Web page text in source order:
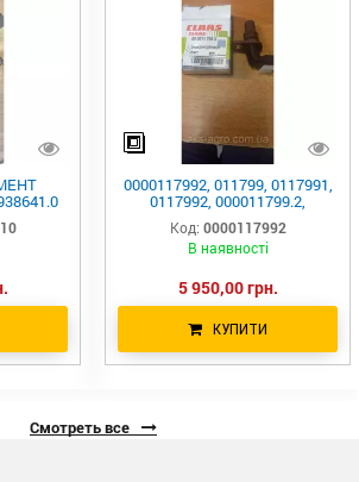
0000117992, 011799, 0117991,
0117992, 000011799.2,
011799.2 Датчик частоти
обертання CLAAS
Код: 0000117992
В наявності
5 950,00 грн.
КУПИТИ
Смотреть все